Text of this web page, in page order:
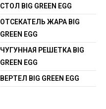
СТОЛ BIG GREEN EGG
ОТСЕКАТЕЛЬ ЖАРА BIG
GREEN EGG
ЧУГУННАЯ РЕШЕТКА BIG
GREEN EGG
ВЕРТЕЛ BIG GREEN EGG